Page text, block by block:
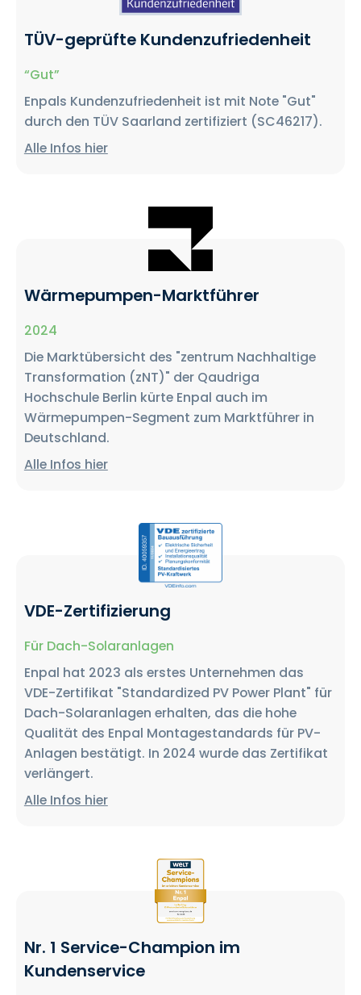
TÜV-geprüfte Kundenzufriedenheit
“Gut”
Enpals Kundenzufriedenheit ist mit Note "Gut"
durch den TÜV Saarland zertifiziert (SC46217).
Alle Infos hier
Wärmepumpen-Marktführer
2024
Die Marktübersicht des "zentrum Nachhaltige
Transformation (zNT)" der Qaudriga
Hochschule Berlin kürte Enpal auch im
Wärmepumpen-Segment zum Marktführer in
Deutschland.
Alle Infos hier
VDE-Zertifizierung
Für Dach-Solaranlagen
Enpal hat 2023 als erstes Unternehmen das
VDE-Zertifikat "Standardized PV Power Plant" für
Dach-Solaranlagen erhalten, das die hohe
Qualität des Enpal Montagestandards für PV-
Anlagen bestätigt. In 2024 wurde das Zertifikat
verlängert.
Alle Infos hier
Nr. 1 Service-Champion im
Kundenservice